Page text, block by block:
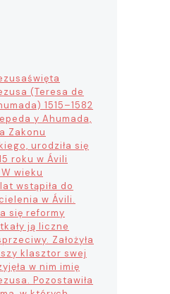
święta
(Teresa de
1515–1582
y Ahumada,
Zakonu
urodziła się
roku w Ávili
wieku
wstąpiła do
w Ávili.
się reformy
ją liczne
Założyła
klasztor swej
w nim imię
Pozostawiła